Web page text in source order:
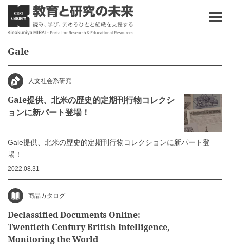
Gale
人文社会系研究
Gale提供、北米の歴史的定期刊行物コレクシ
ョンに新パート登場！
Gale提供、北米の歴史的定期刊行物コレクションに新パート登
場！
2022.08.31
商品カタログ
Declassified Documents Online:
Twentieth Century British Intelligence,
Monitoring the World